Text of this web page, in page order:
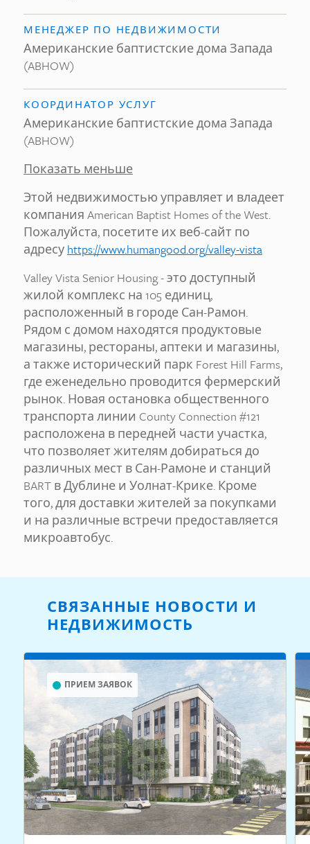
МЕНЕДЖЕР ПО НЕДВИЖИМОСТИ
Американские баптистские дома Запада
(ABHOW)
КООРДИНАТОР УСЛУГ
Американские баптистские дома Запада
(ABHOW)
Показать меньше
Этой недвижимостью управляет и владеет
компания American Baptist Homes of the West.
Пожалуйста, посетите их веб-сайт по
адресу https://www.humangood.org/valley-vista
Valley Vista Senior Housing - это доступный
жилой комплекс на 105 единиц,
расположенный в городе Сан-Рамон.
Рядом с домом находятся продуктовые
магазины, рестораны, аптеки и магазины,
а также исторический парк Forest Hill Farms,
где еженедельно проводится фермерский
рынок. Новая остановка общественного
транспорта линии County Connection #121
расположена в передней части участка,
что позволяет жителям добираться до
различных мест в Сан-Рамоне и станций
BART в Дублине и Уолнат-Крике. Кроме
того, для доставки жителей за покупками
и на различные встречи предоставляется
микроавтобус.
СВЯЗАННЫЕ НОВОСТИ И
НЕДВИЖИМОСТЬ
ПРИЕМ ЗАЯВОК